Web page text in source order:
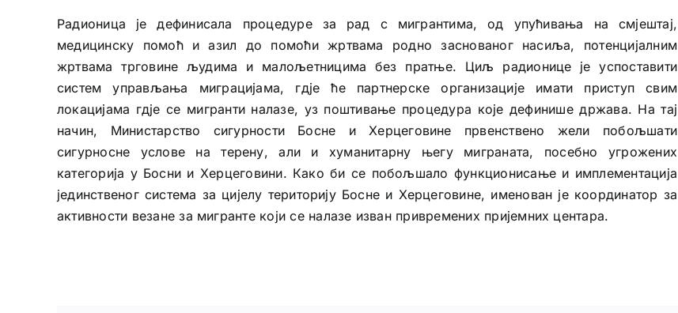
Радионица је дефинисала процедуре за рад с мигрантима, од упућивања на смјештај,
медицинску помоћ и азил до помоћи жртвама родно заснованог насиља, потенцијалним
жртвама трговине људима и малољетницима без пратње. Циљ радионице је успоставити
систем управљања миграцијама, гдје ће партнерске организације имати приступ свим
локацијама гдје се мигранти налазе, уз поштивање процедура које дефинише држава. На тај
начин, Министарство сигурности Босне и Херцеговине првенствено жели побољшати
сигурносне услове на терену, али и хуманитарну његу миграната, посебно угрожених
категорија у Босни и Херцеговини. Како би се побољшало функционисање и имплементација
јединственог система за цијелу територију Босне и Херцеговине, именован је координатор за
активности везане за мигранте који се налазе изван привремених пријемних центара.